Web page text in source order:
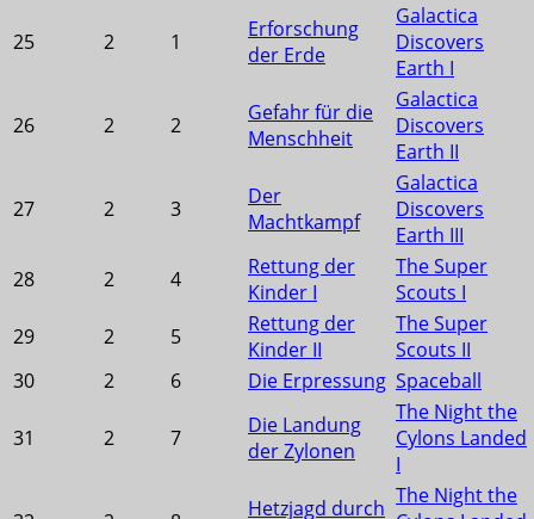
25 2 1
Erforschung
der Erde
Galactica
Discovers
Earth I
26 2 2
Gefahr für die
Menschheit
Galactica
Discovers
Earth II
27 2 3
Der
Machtkampf
Galactica
Discovers
Earth III
28
2 4
Rettung der
Kinder I
The Super
Scouts I
29
2 5
Rettung der
Kinder II
The Super
Scouts II
30
2 6 Die Erpressung Spaceball
31 2 7
Die Landung
der Zylonen
The Night the
Cylons Landed
I
Hetzjagd durch The Night the